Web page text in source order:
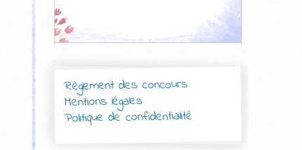
Règlement des concours
Mentions légales
Politique de confidentialité